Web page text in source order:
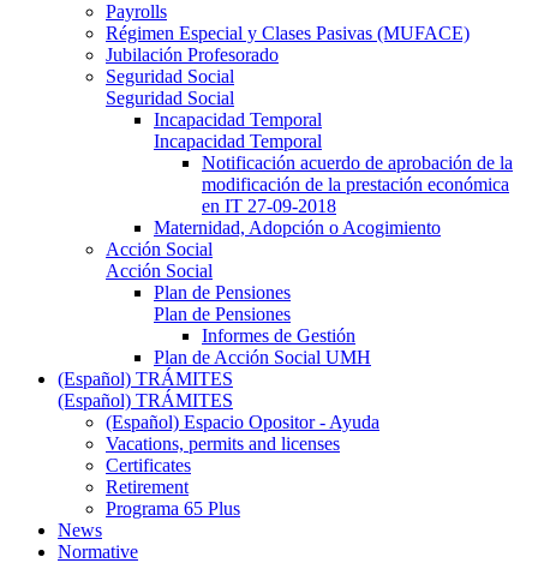
Payrolls
Régimen Especial y Clases Pasivas (MUFACE)
Jubilación Profesorado
Seguridad Social
Seguridad Social
Incapacidad Temporal
Incapacidad Temporal
Notificación acuerdo de aprobación de la
modificación de la prestación económica
en IT 27-09-2018
Maternidad, Adopción o Acogimiento
Acción Social
Acción Social
Plan de Pensiones
Plan de Pensiones
Informes de Gestión
Plan de Acción Social UMH
(Español) TRÁMITES
(Español) TRÁMITES
(Español) Espacio Opositor - Ayuda
Vacations, permits and licenses
Certificates
Retirement
Programa 65 Plus
News
Normative